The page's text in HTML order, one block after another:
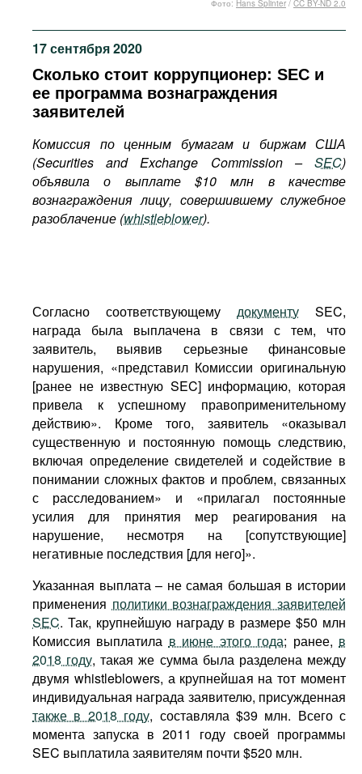
Подкасты
Книжная полка
17 сентября 2020
Сколько стоит коррупционер: SEC и
ее программа вознаграждения
заявителей
Комиссия по ценным бумагам и биржам США
(Securities and Exchange Commission–SEC)
объявила о выплате $10 млн в качестве
вознаграждения лицу, совершившему служебное
разоблачение (whistleblower).
Фото: Hans Splinter / CC BY-ND 2.0
Согласно соответствующему документу SEC,
награда была выплачена в связи с тем, что
заявитель, выявив серьезные финансовые
нарушения, «представил Комиссии оригинальную
[ранее не известную SEC] информацию, которая
привела к успешному правоприменительному
действию». Кроме того, заявитель «оказывал
существенную и постоянную помощь следствию,
включая определение свидетелей и содействие в
понимании сложных фактов и проблем, связанных
с расследованием» и «прилагал постоянные
усилия для принятия мер реагирования на
нарушение, несмотря на [сопутствующие]
негативные последствия [для него]».
Указанная выплата – не самая большая в истории
применения политики вознаграждения заявителей
SEC. Так, крупнейшую награду в размере $50 млн
Комиссия выплатила в июне этого года; ранее, в
2018 году, такая же сумма была разделена между
двумя whistleblowers, а крупнейшая на тот момент
индивидуальная награда заявителю, присужденная
также в 2018 году, составляла $39 млн. Всего с
момента запуска в 2011 году своей программы
SEC выплатила заявителям почти $520 млн.